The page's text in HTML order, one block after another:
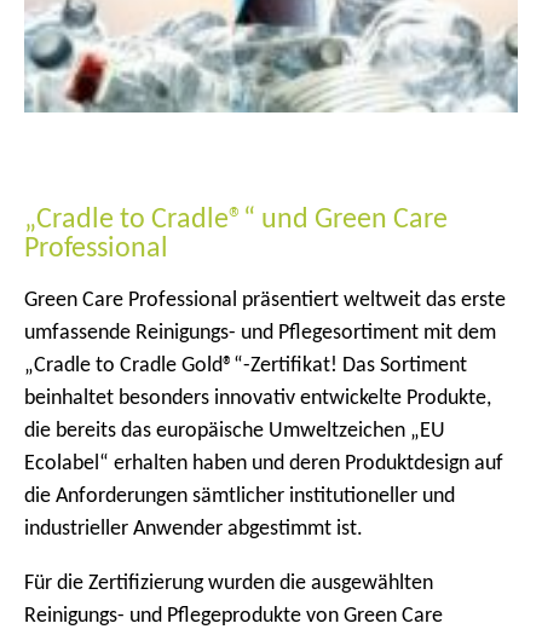
„Cradle to Cradle®“ und Green Care
Professional
Green Care Professional präsentiert weltweit das erste
umfassende Reinigungs- und Pflegesortiment mit dem
„Cradle to Cradle Gold®“-Zertifikat! Das Sortiment
beinhaltet besonders innovativ entwickelte Produkte,
die bereits das europäische Umweltzeichen „EU
Ecolabel“ erhalten haben und deren Produktdesign auf
die Anforderungen sämtlicher institutioneller und
industrieller Anwender abgestimmt ist.
Für die Zertifizierung wurden die ausgewählten
Reinigungs- und Pflegeprodukte von Green Care